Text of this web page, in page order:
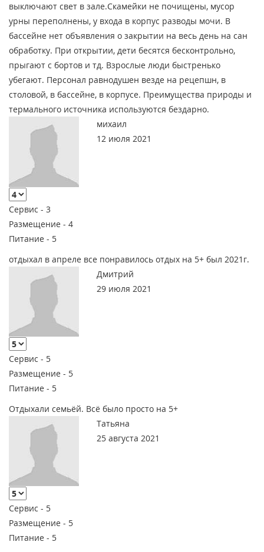
выключают свет в зале.Скамейки не почищены, мусор
урны переполнены, у входа в корпус разводы мочи. В
бассейне нет объявления о закрытии на весь день на сан
обработку. При открытии, дети бесятся бесконтрольно,
прыгают с бортов и тд. Взрослые люди быстренько
убегают. Персонал равнодушен везде на рецепшн, в
столовой, в бассейне, в корпусе. Преимущества природы и
термального источника используются бездарно.
михаил
12 июля 2021
Сервис - 3
Размещение - 4
Питание - 5
отдыхал в апреле все понравилось отдых на 5+ был 2021г.
Дмитрий
29 июля 2021
Сервис - 5
Размещение - 5
Питание - 5
Отдыхали семьёй. Всё было просто на 5+
Татьяна
25 августа 2021
Сервис - 5
Размещение - 5
Питание - 5